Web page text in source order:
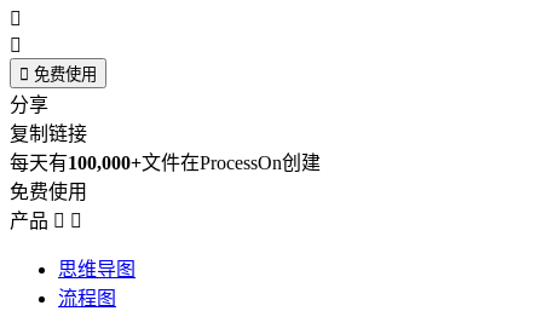


 免费使用
分享
复制链接
每天有100,000+文件在ProcessOn创建
免费使用
产品  
思维导图
流程图